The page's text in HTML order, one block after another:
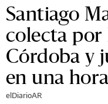
Santiago
colecta por
Córdoba y
en una hora
elDiarioAR